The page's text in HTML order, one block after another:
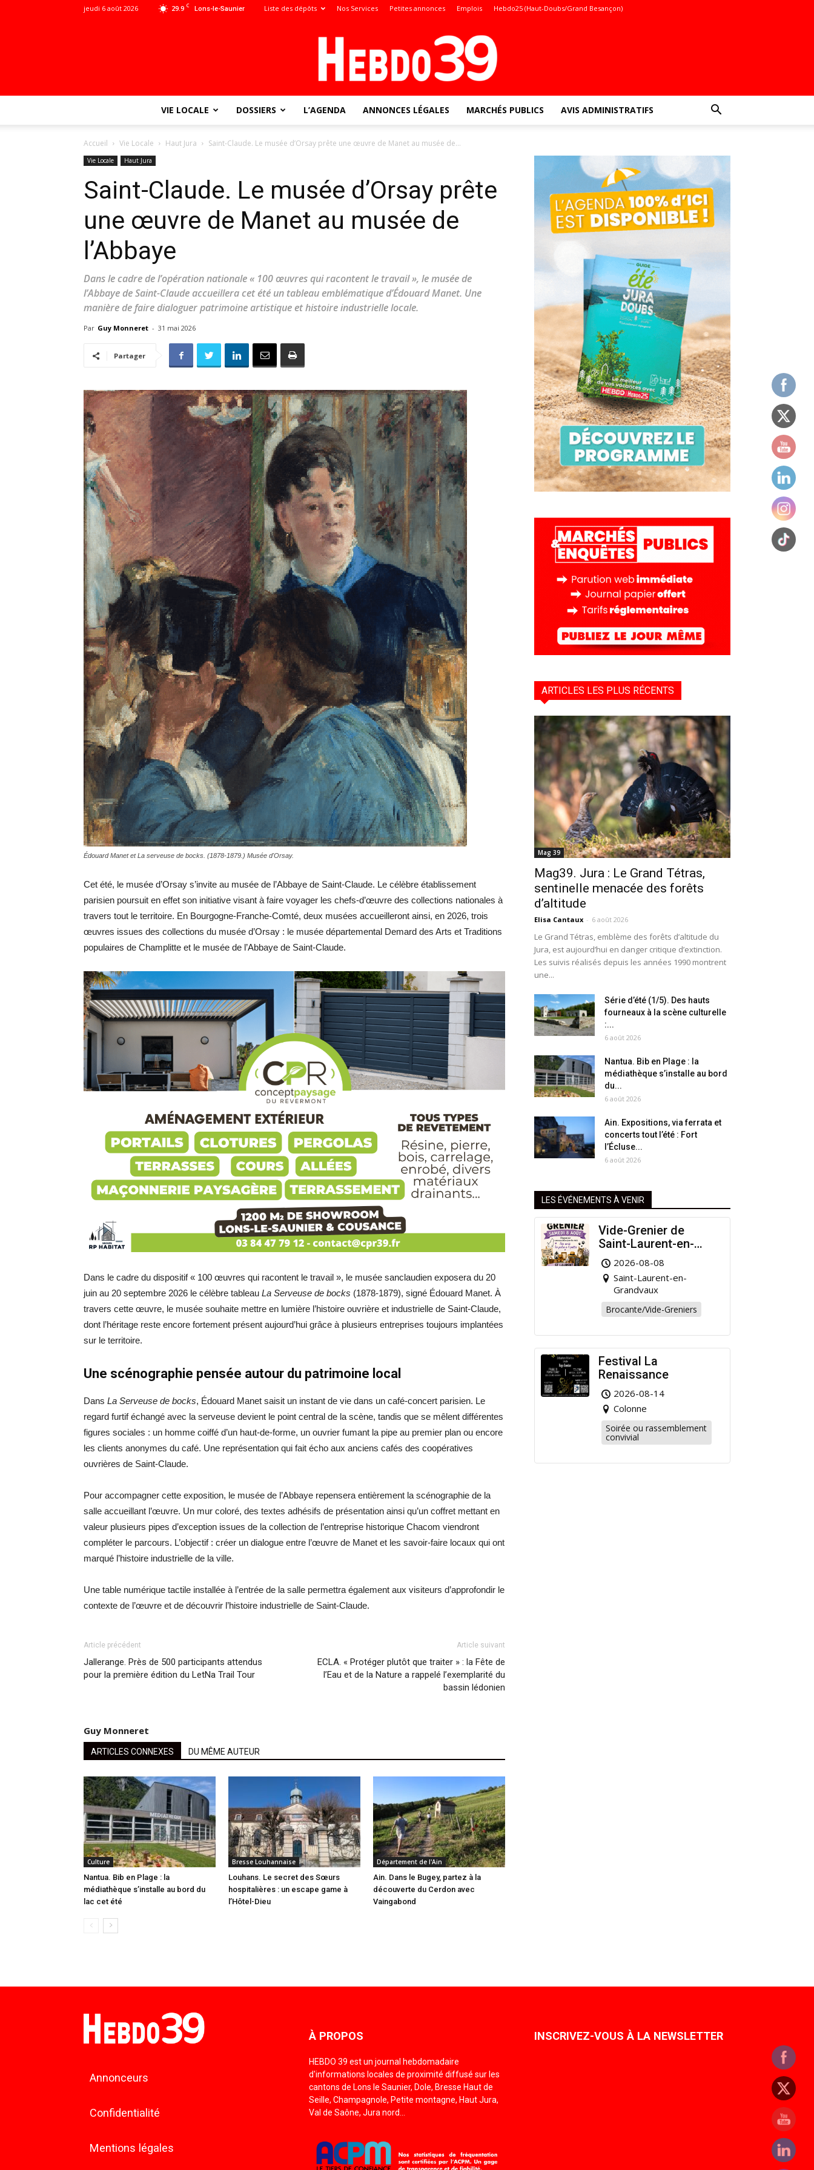
29.9 C Lons-le-Saunier
jeudi 6 août 2026 Liste des dépôts Nos Services Petites annonces Emplois Hebdo25 (Haut-Doubs/Grand Besançon)
toute
locale
–
Hebdo39
VIE LOCALE DOSSIERS L’AGENDA ANNONCES LÉGALES MARCHÉS PUBLICS AVIS ADMINISTRATIFS
Accueil Vie Locale Haut Jura Saint-Claude. Le musée d’Orsay prête une œuvre de Manet au musée de...
Vie Locale Haut Jura
Saint-Claude. Le musée d’Orsay prête
une œuvre de Manet au musée de
l’Abbaye
Dans le cadre de l’opération nationale « 100 œuvres qui racontent le travail », le musée de
l’Abbaye de Saint-Claude accueillera cet été un tableau emblématique d’Édouard Manet. Une
manière de faire dialoguer patrimoine artistique et histoire industrielle locale.
Par Guy Monneret - 31 mai 2026
Partager
Édouard Manet et La serveuse de bocks. (1878-1879.) Musée d'Orsay.
Cet été, le musée d’Orsay s’invite au musée de l’Abbaye de Saint-Claude. Le célèbre établissement
parisien poursuit en effet son initiative visant à faire voyager les chefs-d’œuvre des collections nationales à
travers tout le territoire. En Bourgogne-Franche-Comté, deux musées accueilleront ainsi, en 2026, trois
œuvres issues des collections du musée d’Orsay : le musée départemental Demard des Arts et Traditions
populaires de Champlitte et le musée de l’Abbaye de Saint-Claude.
Dans le cadre du dispositif « 100 œuvres qui racontent le travail », le musée sanclaudien exposera du 20
juin au 20 septembre 2026 le célèbre tableau La Serveuse de bocks (1878-1879), signé Édouard Manet. À
travers cette œuvre, le musée souhaite mettre en lumière l’histoire ouvrière et industrielle de Saint-Claude,
dont l’héritage reste encore fortement présent aujourd’hui grâce à plusieurs entreprises toujours implantées
sur le territoire.
Une scénographie pensée autour du patrimoine local
Dans La Serveuse de bocks, Édouard Manet saisit un instant de vie dans un café-concert parisien. Le
regard furtif échangé avec la serveuse devient le point central de la scène, tandis que se mêlent différentes
figures sociales : un homme coiffé d’un haut-de-forme, un ouvrier fumant la pipe au premier plan ou encore
les clients anonymes du café. Une représentation qui fait écho aux anciens cafés des coopératives
ouvrières de Saint-Claude.
Pour accompagner cette exposition, le musée de l’Abbaye repensera entièrement la scénographie de la
salle accueillant l’œuvre. Un mur coloré, des textes adhésifs de présentation ainsi qu’un coffret mettant en
valeur plusieurs pipes d’exception issues de la collection de l’entreprise historique Chacom viendront
compléter le parcours. L’objectif : créer un dialogue entre l’œuvre de Manet et les savoir-faire locaux qui ont
marqué l’histoire industrielle de la ville.
Une table numérique tactile installée à l’entrée de la salle permettra également aux visiteurs d’approfondir le
contexte de l’œuvre et de découvrir l’histoire industrielle de Saint-Claude.
Article précédent
Jallerange. Près de 500 participants attendus
pour la première édition du LetNa Trail Tour
Article suivant
ECLA. « Protéger plutôt que traiter » : la Fête de
l’Eau et de la Nature a rappelé l’exemplarité du
bassin lédonien
Guy Monneret
ARTICLES CONNEXES DU MÊME AUTEUR
Culture
Nantua. Bib en Plage : la
médiathèque s’installe au bord du
lac cet été
Bresse Louhannaise
Louhans. Le secret des Sœurs
hospitalières : un escape game à
l’Hôtel-Dieu
Département de l'Ain
Ain. Dans le Bugey, partez à la
découverte du Cerdon avec
Vaingabond
ARTICLES LES PLUS RÉCENTS
Mag 39
Mag39. Jura : Le Grand Tétras,
sentinelle menacée des forêts
d’altitude
Elisa Cantaux - 6 août 2026
Le Grand Tétras, emblème des forêts d’altitude du
Jura, est aujourd’hui en danger critique d’extinction.
Les suivis réalisés depuis les années 1990 montrent
une...
Série d’été (1/5). Des hauts
fourneaux à la scène culturelle
:...
6 août 2026
Nantua. Bib en Plage : la
médiathèque s’installe au bord
du...
6 août 2026
Ain. Expositions, via ferrata et
concerts tout l’été : Fort
l’Écluse...
6 août 2026
LES ÉVÉNEMENTS À VENIR
Vide-Grenier de
Saint-Laurent-en-
Grandvaux : Venez
chiner pour la bonne
cause !
2026-08-08
Saint-Laurent-en-
Grandvaux
Brocante/Vide-Greniers
Festival La
Renaissance
2026-08-14
Colonne
Soirée ou rassemblement
convivial